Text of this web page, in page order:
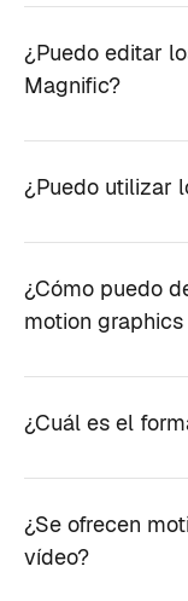
¿Puedo editar
Magnific?
¿Puedo utilizar
¿Cómo puedo
motion
¿Cuál es el
¿Se ofrecen
vídeo?